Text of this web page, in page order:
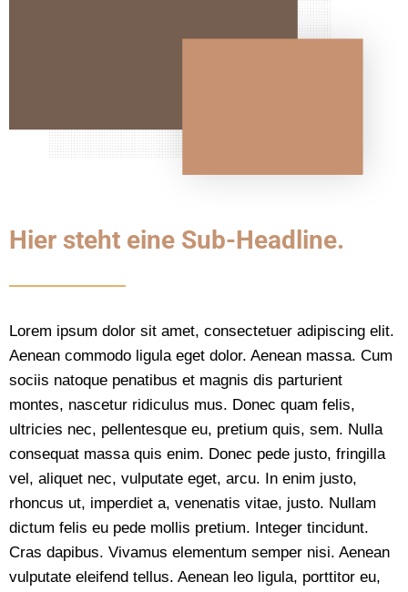
Hier steht eine Sub-Headline.
Lorem ipsum dolor sit amet, consectetuer adipiscing elit.
Aenean commodo ligula eget dolor. Aenean massa. Cum
sociis natoque penatibus et magnis dis parturient
montes, nascetur ridiculus mus. Donec quam felis,
ultricies nec, pellentesque eu, pretium quis, sem. Nulla
consequat massa quis enim. Donec pede justo, fringilla
vel, aliquet nec, vulputate eget, arcu. In enim justo,
rhoncus ut, imperdiet a, venenatis vitae, justo. Nullam
dictum felis eu pede mollis pretium. Integer tincidunt.
Cras dapibus. Vivamus elementum semper nisi. Aenean
vulputate eleifend tellus. Aenean leo ligula, porttitor eu,